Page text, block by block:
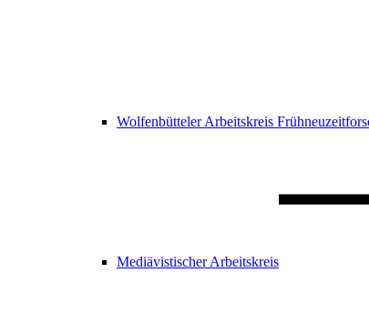
Wolfenbütteler Arbeitskreis
Mediävistischer Arbeitskreis